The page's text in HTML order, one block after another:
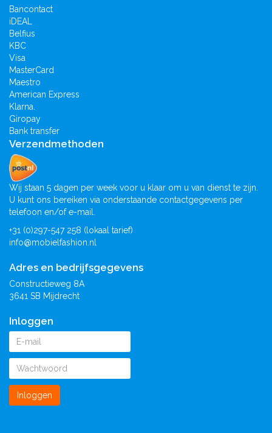
Bancontact
iDEAL
Belfius
KBC
Visa
MasterCard
Maestro
American Express
Klarna.
Giropay
Bank transfer
Verzendmethoden
Wij staan 5 dagen per week voor u klaar om u van dienst te zijn.
U kunt ons bereiken via onderstaande contactgegevens per
telefoon en/of e-mail.
+31 (0)297-547 258 (lokaal tarief)
info@mobielfashion.nl
Adres en bedrijfsgegevens
Constructieweg 8A
3641 SB Mijdrecht
Inloggen
Inloggen